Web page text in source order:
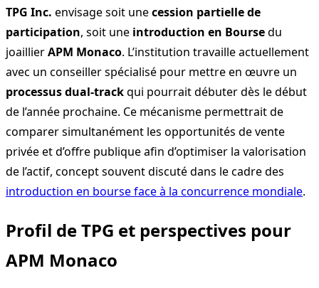
TPG Inc. envisage soit unecession partielle de
participation, soit une introduction en Boursedu
joaillierAPM Monaco. L’institution travaille actuellement
avec un conseiller spécialisé pour mettre en œuvre un
processus dual-trackqui pourrait débuter dès le début
de l’année prochaine. Ce mécanisme permettrait de
comparer simultanément les opportunités de vente
privée et d’offre publique afin d’optimiser la valorisation
de l’actif, concept souvent discuté dans le cadre des
introduction en bourse face à la concurrence mondiale.
Profil de TPG et perspectives pour
APM Monaco